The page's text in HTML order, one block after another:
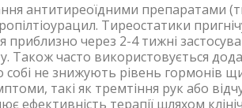
антитиреоїдними препаратами
Тиреостатики
приблизно через 2-4 тижні
Також часто використовується
собі не знижують рівень гормонів
такі як тремтіння рук або
ефективність терапії шляхом